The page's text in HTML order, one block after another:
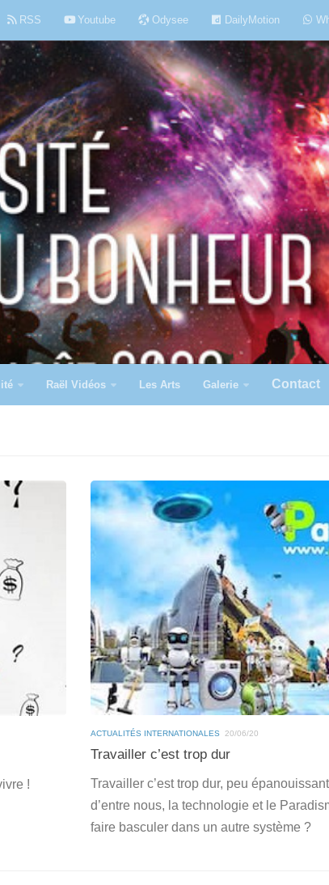
RSS Youtube Odysee DailyMotion
Raël Vidéos Les Arts Galerie Contact
!
ACTUALITÉS INTERNATIONALES 20/06/20
Travailler c’est trop dur
Travailler c’est trop dur, peu
d’entre nous, la technologie et le
faire basculer dans un autre système ?